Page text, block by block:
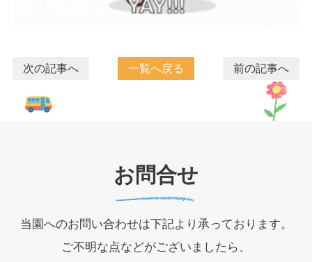
次の記事へ 一覧へ戻る 前の記事へ
お問合せ
当園へのお問い合わせは下記より承っております。
ご不明な点などがございましたら、